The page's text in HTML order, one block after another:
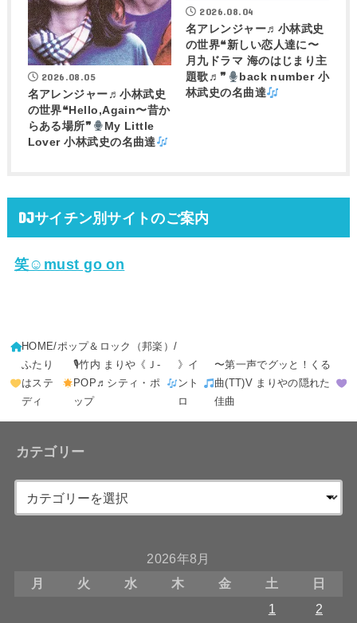
2026.08.05
名アレンジャー♬小林武史
の世界❝Hello,Again〜昔か
らある場所❞
My Little
Lover 小林武史の名曲達
2026.08.04
名アレンジャー♬ 小林武史
の世界❝新しい恋人達に〜
月九ドラマ 海のはじまり主
題歌♬❞
back number 小
林武史の名曲達
DJサイチン別サイトのご案内
笑☺must go on
HOME ポップ＆ロック（邦楽）
ふたり
はステ
ディ
🎙竹内 まりや《Ｊ-
POP♬シティ・ポ
ップ
》イ
ント
ロ
〜第一声でグッと！くる
曲(TT)V まりやの隠れた
佳曲
カテゴリー
2026年8月
月
火 水 木 金 土
日
1
2